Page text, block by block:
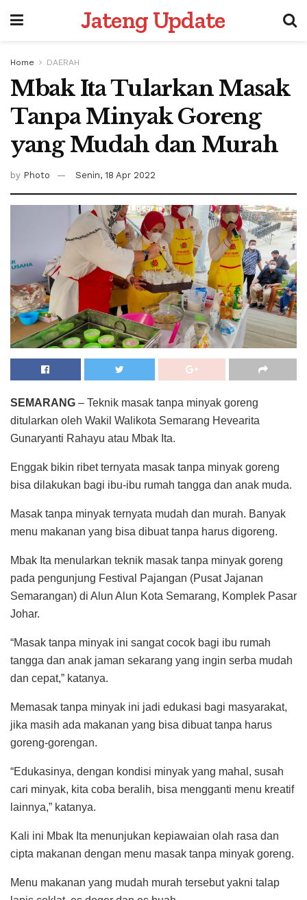
Jateng Update
Home DAERAH
Mbak Ita Tularkan Masak
Tanpa Minyak Goreng
yang Mudah dan Murah
by Photo Senin, 18 Apr 2022
SEMARANG – Teknik masak tanpa minyak goreng
ditularkan oleh Wakil Walikota Semarang Hevearita
Gunaryanti Rahayu atau Mbak Ita.
Enggak bikin ribet ternyata masak tanpa minyak goreng
bisa dilakukan bagi ibu-ibu rumah tangga dan anak muda.
Masak tanpa minyak ternyata mudah dan murah. Banyak
menu makanan yang bisa dibuat tanpa harus digoreng.
Mbak Ita menularkan teknik masak tanpa minyak goreng
pada pengunjung Festival Pajangan (Pusat Jajanan
Semarangan) di Alun Alun Kota Semarang, Komplek Pasar
Johar.
“Masak tanpa minyak ini sangat cocok bagi ibu rumah
tangga dan anak jaman sekarang yang ingin serba mudah
dan cepat,” katanya.
Memasak tanpa minyak ini jadi edukasi bagi masyarakat,
jika masih ada makanan yang bisa dibuat tanpa harus
goreng-gorengan.
“Edukasinya, dengan kondisi minyak yang mahal, susah
cari minyak, kita coba beralih, bisa mengganti menu kreatif
lainnya,” katanya.
Kali ini Mbak Ita menunjukan kepiawaian olah rasa dan
cipta makanan dengan menu masak tanpa minyak goreng.
Menu makanan yang mudah murah tersebut yakni talap